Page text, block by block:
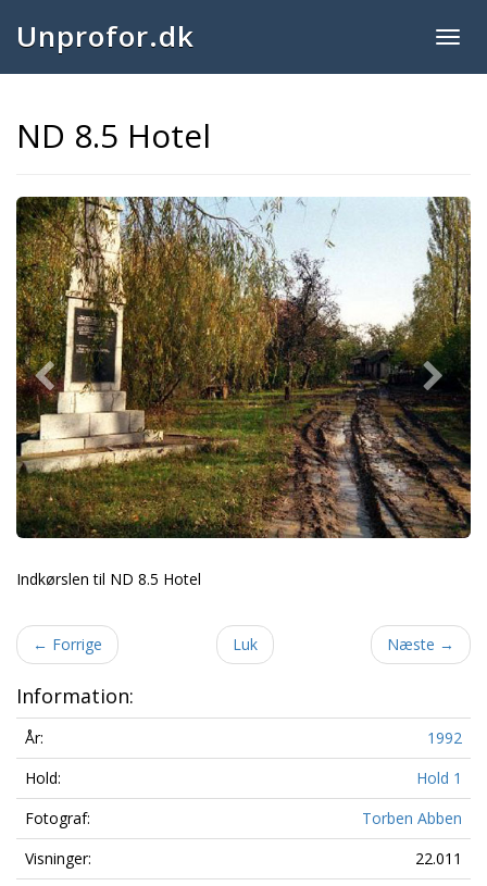
Unprofor.dk
ND 8.5 Hotel
Previous Next
Indkørslen til ND 8.5 Hotel
← Forrige Luk Næste →
Information:
År:
1992
Hold:
Hold 1
Fotograf:
Torben Abben
Visninger:
22.011